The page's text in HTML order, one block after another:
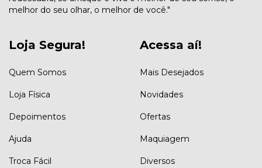
melhor do seu olhar, o melhor de você."
Loja Segura!
Quem Somos
Loja Física
Depoimentos
Ajuda
Troca Fácil
Acessa aí!
Mais Desejados
Novidades
Ofertas
Maquiagem
Diversos